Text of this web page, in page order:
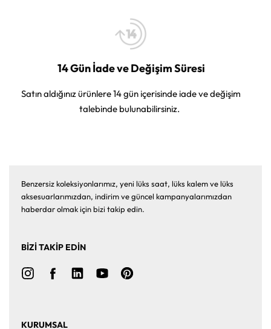
14 Gün İade ve Değişim Süresi
Satın aldığınız ürünlere 14 gün içerisinde iade ve değişim
talebinde bulunabilirsiniz.
Benzersiz koleksiyonlarımız, yeni lüks saat, lüks kalem ve lüks
aksesuarlarımızdan, indirim ve güncel kampanyalarımızdan
haberdar olmak için bizi takip edin.
BİZİ TAKİP EDİN
KURUMSAL